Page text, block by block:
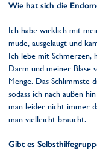
Wie hat sich die
Ich habe wirklich mit
müde, ausgelaugt und
Ich lebe mit Schmerzen,
Darm und meiner Blase
Menge. Das Schlimmste
sodass ich nach außen
man leider nicht immer
man vielleicht braucht.
Gibt es